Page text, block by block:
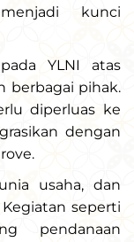
kunci
YLNI atas
berbagai pihak.
diperluas ke
dengan
usaha, dan
seperti
pendanaan